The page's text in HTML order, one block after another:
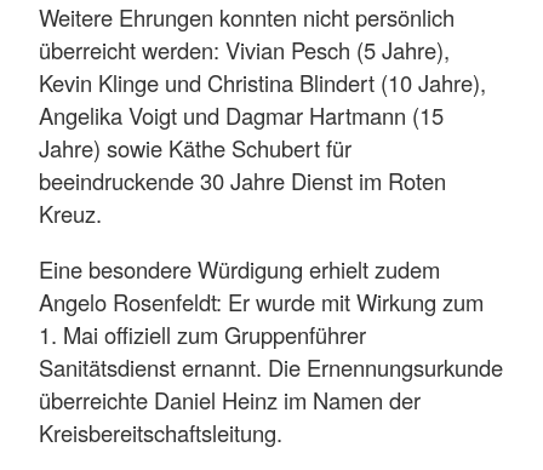
Weitere Ehrungen konnten nicht persönlich
überreicht werden: Vivian Pesch (5 Jahre),
Kevin Klinge und Christina Blindert (10 Jahre),
Angelika Voigt und Dagmar Hartmann (15
Jahre) sowie Käthe Schubert für
beeindruckende 30 Jahre Dienst im Roten
Kreuz.
Eine besondere Würdigung erhielt zudem
Angelo Rosenfeldt: Er wurde mit Wirkung zum
1. Mai offiziell zum Gruppenführer
Sanitätsdienst ernannt. Die Ernennungsurkunde
überreichte Daniel Heinz im Namen der
Kreisbereitschaftsleitung.